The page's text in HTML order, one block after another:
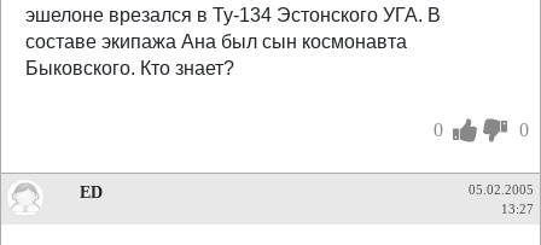
эшелоне врезался в Ту-134 Эстонского УГА. В
составе экипажа Ана был сын космонавта
Быковского. Кто знает?
0 0
ED
05.02.2005
13:27